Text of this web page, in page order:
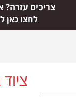
צריכים עזרה?
לחצו כאן